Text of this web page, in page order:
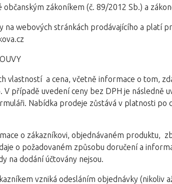
zákoníkem (č. 89/2012 Sb.) a
na webových stránkách prodávajícího a platí
vlastností a cena, včetně informace o tom,
případě uvedení ceny bez DPH je následně
Nabídka prodeje zůstává v platnosti po
o zákazníkovi, objednávaném produktu,
o požadovaném způsobu doručení a
na dodání účtovány nejsou.
vzniká odesláním objednávky (nikoliv